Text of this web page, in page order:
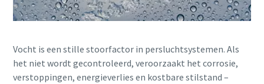
De GA FLX, de eerste compressor met twee toerentallen,
energiebesparing voor compressoren, maar nog niet klaar
bent voor een variabele toerentalaandrijving.
Vocht is een stille stoorfactor in persluchtsystemen. Als
het niet wordt gecontroleerd, veroorzaakt het corrosie,
verstoppingen, energieverlies en kostbare stilstand –